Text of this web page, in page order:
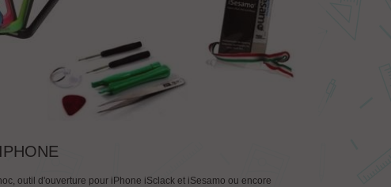
outil d'ouverture pour iPhone iSclack et iSesamo ou encore